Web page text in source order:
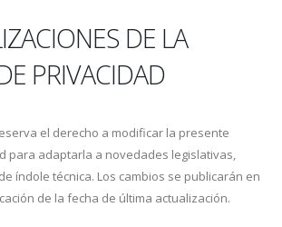
DE LA
PRIVACIDAD
el derecho a modificar la presente
para adaptarla a novedades legislativas,
índole técnica. Los cambios se publicarán en
de la fecha de última actualización.